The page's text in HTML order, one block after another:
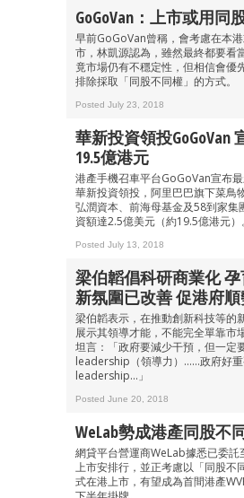
GoGoVan：上市或用同
早前GoGoVan曾稱，會考慮在本
市，林凱源認為，雖然最終都要看
竟市場仍有不穩定性，但相信會優
排除採取「同股不同權」的方式。
Posted July 23, 2018
華新投資領投GoGoVan
19.5億港元
港產手機召車平台GoGoVan宣布
華新投資領投，阿里巴巴旗下菜鳥
弘潤資本、前海母基金及58到家集
資額達2.5億美元（約19.5億港元）。
Posted July 13, 2018
梁伯韜倡科研商業化
新氛圍已改善 促港府
梁伯韜表示，在推動創新科技等的
展示其領導才能，不能完全單靠市
坦言：「政府要減少干預，但一定
leadership（領導力）……政府好
leadership...」
Posted June 20, 2018
WeLab勢成港產同股不
網貸平台營運商WeLab據悉已委託
上市安排行，並正考慮以「同股不
式在港上市，有望成為首間港產